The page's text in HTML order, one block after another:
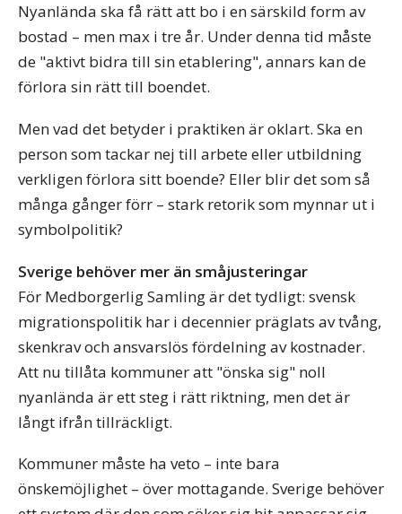
Nyanlända ska få rätt att bo i en särskild form av
bostad – men max i tre år. Under denna tid måste
de "aktivt bidra till sin etablering", annars kan de
förlora sin rätt till boendet.
Men vad det betyder i praktiken är oklart. Ska en
person som tackar nej till arbete eller utbildning
verkligen förlora sitt boende? Eller blir det som så
många gånger förr – stark retorik som mynnar ut i
symbolpolitik?
Sverige behöver mer än småjusteringar
För Medborgerlig Samling är det tydligt: svensk
migrationspolitik har i decennier präglats av tvång,
skenkrav och ansvarslös fördelning av kostnader.
Att nu tillåta kommuner att "önska sig" noll
nyanlända är ett steg i rätt riktning, men det är
långt ifrån tillräckligt.
Kommuner måste ha veto – inte bara
önskemöjlighet – över mottagande. Sverige behöver